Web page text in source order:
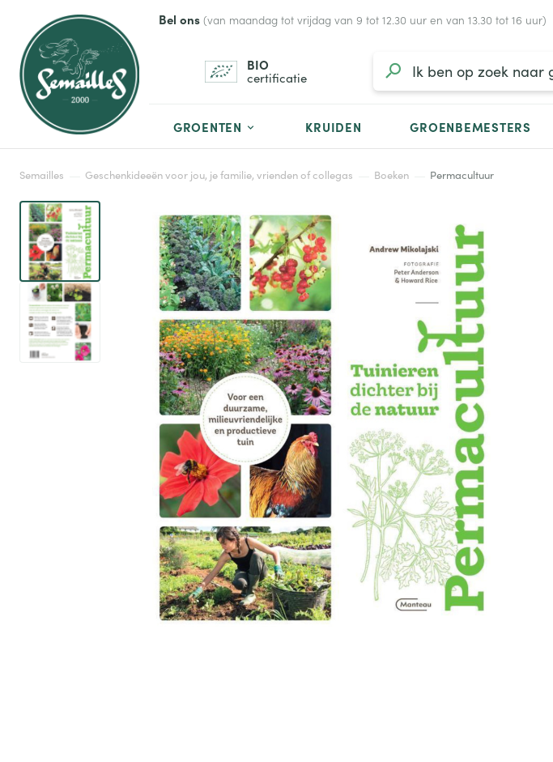
Bel ons (van maandag tot vrijdag van 9 tot 12.30 uur en van 13.30 tot 16 uur)
BIO
certificatie
GROENTEN KRUIDEN GROENBEMESTERS
Semailles Geschenkideeën voor jou, je familie, vrienden of collegas Boeken Permacultuur